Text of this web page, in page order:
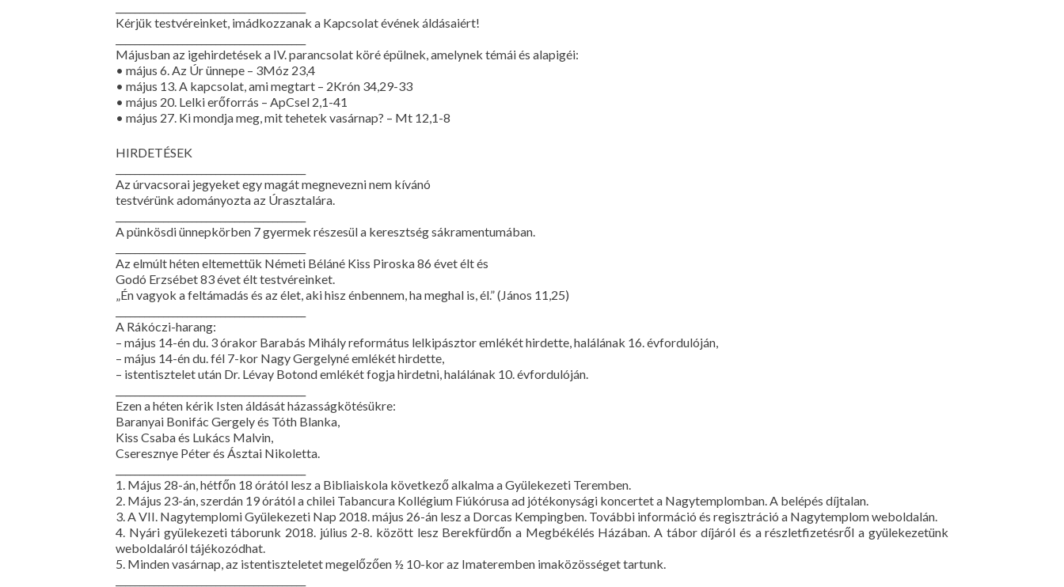
Kérjük testvéreinket, imádkozzanak a Kapcsolat évének áldásaiért!
Májusban az igehirdetések a IV. parancsolat köré épülnek, amelynek témái és alapigéi:
• május 6. Az Úr ünnepe – 3Móz 23,4
• május 13. A kapcsolat, ami megtart – 2Krón 34,29-33
• május 20. Lelki erőforrás – ApCsel 2,1-41
• május 27. Ki mondja meg, mit tehetek vasárnap? – Mt 12,1-8
HIRDETÉSEK
Az úrvacsorai jegyeket egy magát megnevezni nem kívánó
testvérünk adományozta az Úrasztalára.
A pünkösdi ünnepkörben 7 gyermek részesül a keresztség sákramentumában.
Az elmúlt héten eltemettük Németi Béláné Kiss Piroska 86 évet élt és
Godó Erzsébet 83 évet élt testvéreinket.
„Én vagyok a feltámadás és az élet, aki hisz énbennem, ha meghal is, él.” (János 11,25)
A Rákóczi-harang:
– május 14-én du. 3 órakor Barabás Mihály református lelkipásztor emlékét hirdette, halálának 16. évfordulóján,
– május 14-én du. fél 7-kor Nagy Gergelyné emlékét hirdette,
– istentisztelet után Dr. Lévay Botond emlékét fogja hirdetni, halálának 10. évfordulóján.
Ezen a héten kérik Isten áldását házasságkötésükre:
Baranyai Bonifác Gergely és Tóth Blanka,
Kiss Csaba és Lukács Malvin,
Cseresznye Péter és Ásztai Nikoletta.
1. Május 28-án, hétfőn 18 órától lesz a Bibliaiskola következő alkalma a Gyülekezeti Teremben.
2. Május 23-án, szerdán 19 órától a chilei Tabancura Kollégium Fiúkórusa ad jótékonysági koncertet a Nagytemplomban. A belépés díjtalan.
3. A VII. Nagytemplomi Gyülekezeti Nap 2018. május 26-án lesz a Dorcas Kempingben. További információ és regisztráció a Nagytemplom weboldalán.
4. Nyári gyülekezeti táborunk 2018. július 2-8. között lesz Berekfürdőn a Megbékélés Házában. A tábor díjáról és a részletfizetésről a gyülekezetünk
weboldaláról tájékozódhat.
5. Minden vasárnap, az istentiszteletet megelőzően ½ 10-kor az Imateremben imaközösséget tartunk.